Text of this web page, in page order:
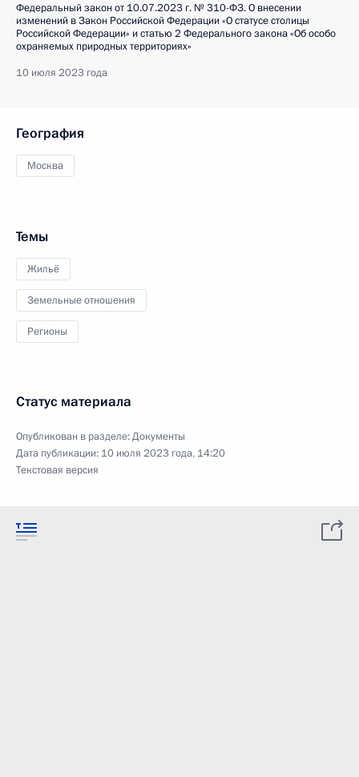
Федеральный закон от 10.07.2023 г. № 310-ФЗ. О внесении
изменений в Закон Российской Федерации «О статусе столицы
Российской Федерации» и статью 2 Федерального закона «Об особо
охраняемых природных территориях»
10 июля 2023 года
География
Москва
Темы
Жильё
Земельные отношения
Регионы
Статус материала
Опубликован в разделе:Документы
Дата публикации: 10 июля 2023 года, 14:20
Текстовая версия